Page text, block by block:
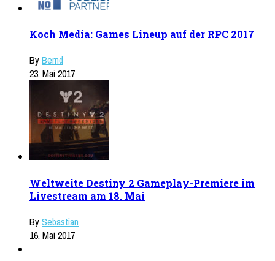
Koch Media: Games Lineup auf der RPC 2017
ByBernd
23. Mai 2017
Weltweite Destiny 2 Gameplay-Premiere im
Livestream am 18. Mai
BySebastian
16. Mai 2017